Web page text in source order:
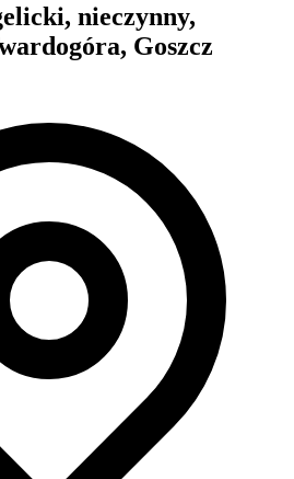
nieczynny,
Goszcz